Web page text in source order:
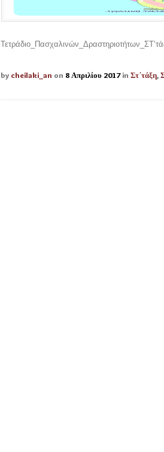
by cheilaki_an on 8 Απριλίου 2017 in Στ΄τάξη,